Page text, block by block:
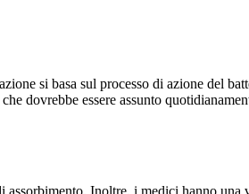
si basa sul processo di azione del
dovrebbe essere assunto